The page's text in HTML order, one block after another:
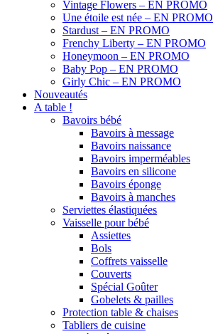
Vintage Flowers – EN PROMO
Une étoile est née – EN PROMO
Stardust – EN PROMO
Frenchy Liberty – EN PROMO
Honeymoon – EN PROMO
Baby Pop – EN PROMO
Girly Chic – EN PROMO
Nouveautés
A table !
Bavoirs bébé
Bavoirs à message
Bavoirs naissance
Bavoirs imperméables
Bavoirs en silicone
Bavoirs éponge
Bavoirs à manches
Serviettes élastiquées
Vaisselle pour bébé
Assiettes
Bols
Coffrets vaisselle
Couverts
Spécial Goûter
Gobelets & pailles
Protection table & chaises
Tabliers de cuisine